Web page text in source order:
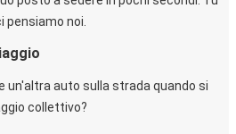
pensiamo noi.
un'altra auto sulla strada quando si
collettivo?